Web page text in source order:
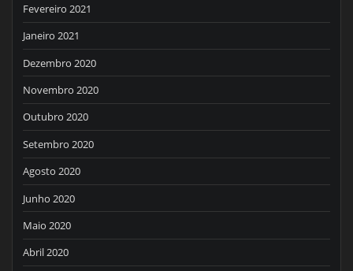
Fevereiro 2021
Janeiro 2021
Dezembro 2020
Novembro 2020
Outubro 2020
Setembro 2020
Agosto 2020
Junho 2020
Maio 2020
Abril 2020